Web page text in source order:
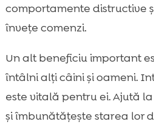
comportamente distructive
învețe comenzi.
Un alt beneficiu important
întâlni alți câini și oameni.
este vitală pentru ei. Ajută
și îmbunătățește starea lor